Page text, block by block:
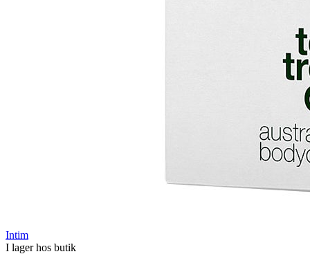
Intim
I lager hos butik